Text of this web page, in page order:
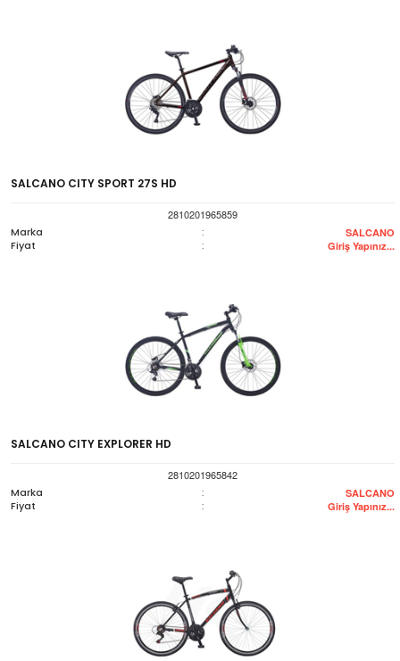
SALCANO CITY SPORT 27S HD
2810201965859
Marka
: SALCANO
Fiyat : Giriş Yapınız...
SALCANO CITY EXPLORER HD
2810201965842
Marka
: SALCANO
Fiyat : Giriş Yapınız...